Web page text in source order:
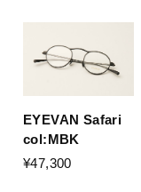
EYEVAN Safari
col:MBK
¥47,300